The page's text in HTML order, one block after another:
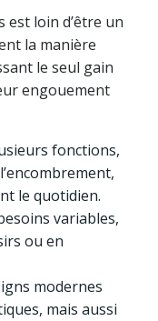
est loin d’être un
la manière
le seul gain
engouement
fonctions,
le quotidien.
variables,
ou en
modernes
mais aussi